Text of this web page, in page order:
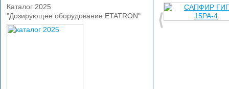
Каталог 2025
"Дозирующее оборудование ETATRON"